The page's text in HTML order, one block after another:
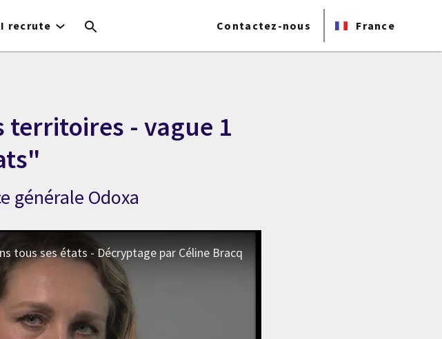
recrute Contactez-nous France
territoires - vague 1
générale Odoxa
tous ses états - Décryptage par Céline Bracq